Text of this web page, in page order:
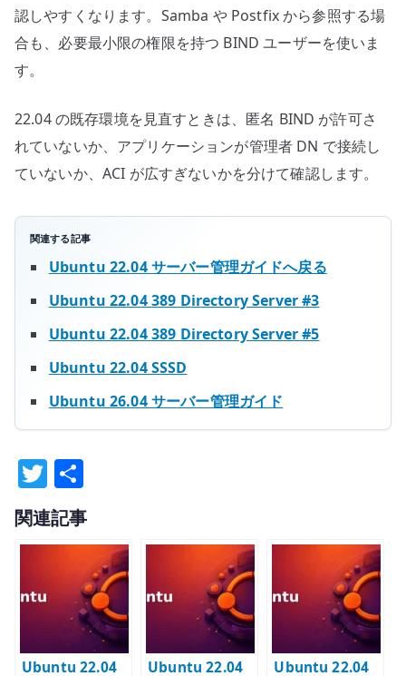
認しやすくなります。Samba や Postfix から参照する場
合も、必要最小限の権限を持つ BIND ユーザーを使いま
す。
22.04 の既存環境を見直すときは、匿名 BIND が許可さ
れていないか、アプリケーションが管理者 DN で接続し
ていないか、ACI が広すぎないかを分けて確認します。
関連する記事
Ubuntu 22.04 サーバー管理ガイドへ戻る
Ubuntu 22.04 389 Directory Server #3
Ubuntu 22.04 389 Directory Server #5
Ubuntu 22.04 SSSD
Ubuntu 26.04 サーバー管理ガイド
T
w
it
r
有
関連記事
Ubuntu 22.04
Ubuntu 22.04
Ubuntu 22.04